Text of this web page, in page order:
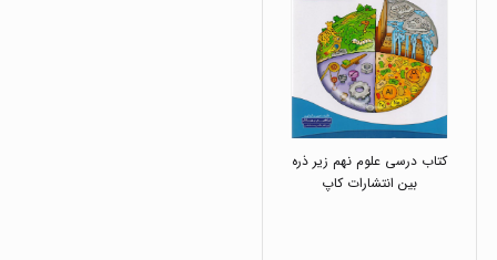
کتاب درسی علوم نهم زیر ذره
بین انتشارات کاپ